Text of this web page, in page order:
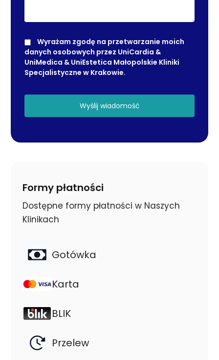
Wyrażam zgodę na przetwarzanie moich
danych osobowych przez UniCardia &
UniMedica & UniEstetica Małopolskie Kliniki
Specjalistyczne w Krakowie.
Wyślij wiadomość
Formy płatności
Dostępne formy płatności w Naszych
Klinikach
Gotówka
Karta
BLIK
Przelew